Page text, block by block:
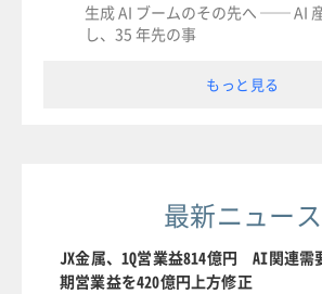
生成 AI ブームのその先へ ── AI
し、35 年先の事
もっと見る
最新ニュース
JX金属、1Q営業益814億円 AI関連需
期営業益を420億円上方修正